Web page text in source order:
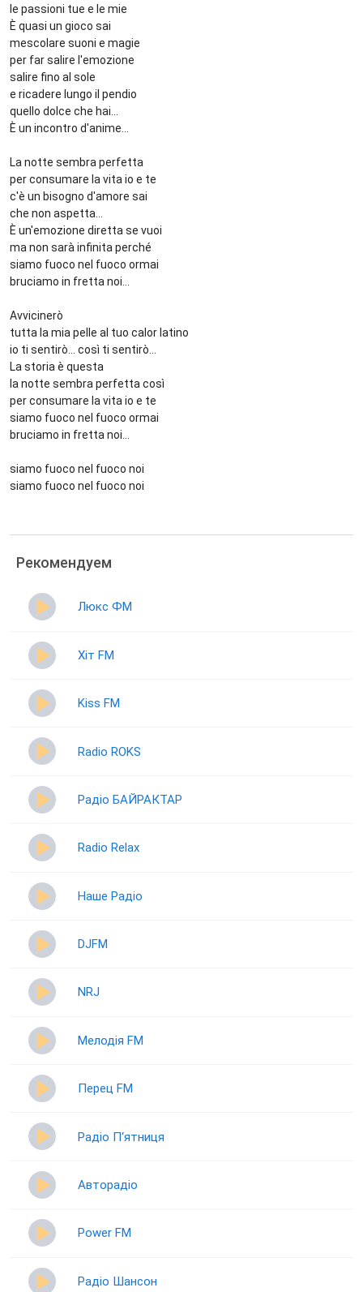
le passioni tue e le mie
È quasi un gioco sai
mescolare suoni e magie
per far salire l'emozione
salire fino al sole
e ricadere lungo il pendio
quello dolce che hai...
È un incontro d'anime...
La notte sembra perfetta
per consumare la vita io e te
c'è un bisogno d'amore sai
che non aspetta...
È un'emozione diretta se vuoi
ma non sarà infinita perché
siamo fuoco nel fuoco ormai
bruciamo in fretta noi...
Avvicinerò
tutta la mia pelle al tuo calor latino
io ti sentirò... così ti sentirò...
La storia è questa
la notte sembra perfetta così
per consumare la vita io e te
siamo fuoco nel fuoco ormai
bruciamo in fretta noi...
siamo fuoco nel fuoco noi
siamo fuoco nel fuoco noi
Рекомендуем
Люкс ФМ
Хіт FM
Kiss FM
Radio ROKS
Радіо БАЙРАКТАР
Radio Relax
Наше Радіо
DJFM
NRJ
Мелодія FM
Перец FM
Радіо П‘ятниця
Авторадіо
Power FM
Радіо Шансон